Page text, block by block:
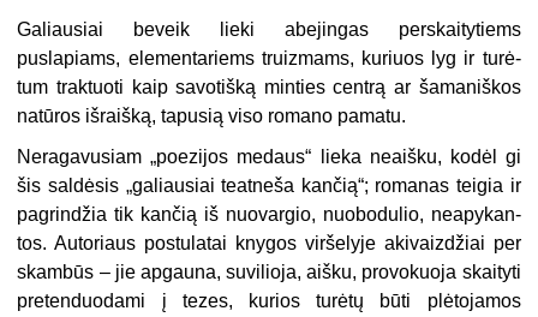
Galiausiai beveik lieki abejingas perskaitytiems
puslapiams, elementa­riems truizmams, kuriuos lyg ir turė­
tum traktuoti kaip savotišką minties centrą ar šamaniškos
natūros išraiš­ką, tapusią viso romano pamatu.
Neragavusiam „poezijos medaus“ lieka neaišku, kodėl gi
šis saldėsis „galiausiai teatneša kančią“; roma­nas teigia ir
pagrindžia tik kančią iš nuovargio, nuobodulio, neapykan­
tos. Autoriaus postulatai knygos vir­šelyje akivaizdžiai per
skambūs – jie apgauna, suvilioja, aišku, pro­vokuoja skaityti
pretenduodami į te­zes, kurios turėtų būti plėtojamos